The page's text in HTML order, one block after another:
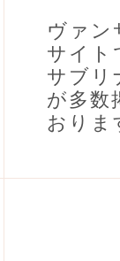
ヴァン
サイト
サブリ
が多数
おりま